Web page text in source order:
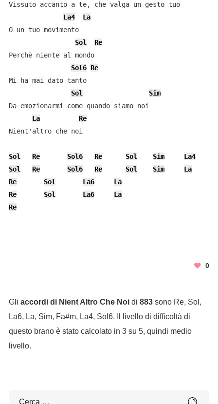
Vissuto accanto a te, che valga un gesto tuo
La4
La
O un tuo movimento
Sol
Re
Perchè niente al mondo
Sol6 Re
Mi ha mai dato tanto
Sol
Sim
Da emozionarmi come quando siamo noi
La
Re
Nient'altro che noi
Sol Re Sol6 Re Sol Sim La4
Sol
Re Sol6 Re Sol Sim La
Re
Sol La6
La
Re
Sol La6
La
Re
0
Gli accordi di Nient Altro Che Noidi 883sono Re, Sol,
La6, La, Sim, Fa#m, La4, Sol6. Il livello di difficoltà di
questo brano è stato calcolato in 3 su 5, quindi medio
livello.